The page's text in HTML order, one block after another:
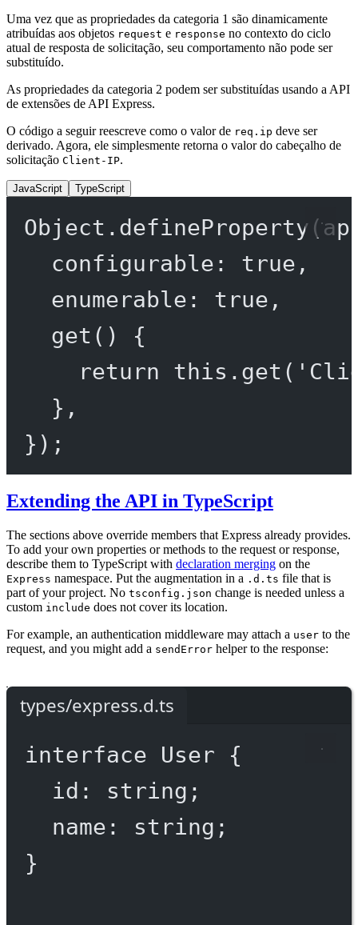
Uma vez que as propriedades da categoria 1 são dinamicamente
atribuídas aos objetos request e response no contexto do ciclo
atual de resposta de solicitação, seu comportamento não pode ser
substituído.
As propriedades da categoria 2 podem ser substituídas usando a API
de extensões de API Express.
O código a seguir reescreve como o valor de req.ip deve ser
derivado. Agora, ele simplesmente retorna o valor do cabeçalho de
solicitação Client-IP.
JavaScript TypeScript
Object. defineProperty
configurable: true ,
enumerable: true ,
get () {
return
this . get (
},
});
Extending the API in TypeScript
The sections above override members that Express already provides.
To add your own properties or methods to the request or response,
describe them to TypeScript with declaration merging on the
Express namespace. Put the augmentation in a .d.ts file that is
part of your project. No tsconfig.json change is needed unless a
custom include does not cover its location.
For example, an authentication middleware may attach a user to the
request, and you might add a sendError helper to the response:
types/express.d.ts
interface User {
id : string ;
name : string ;
}